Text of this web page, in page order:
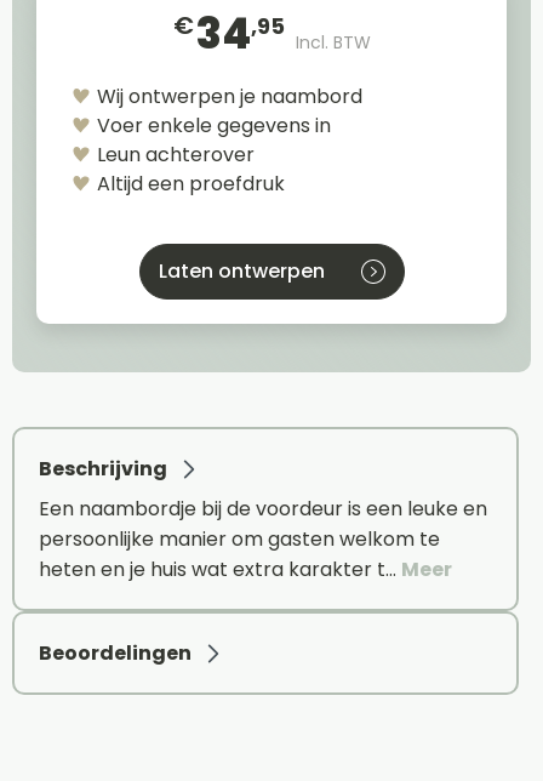
€34,95
Incl. BTW
Wij ontwerpen je naambord
Voer enkele gegevens in
Leun achterover
Altijd een proefdruk
Laten ontwerpen
Beschrijving
Een naambordje bij de voordeur is een leuke en
persoonlijke manier om gasten welkom te
heten en je huis wat extra karakter t… Meer
Beoordelingen